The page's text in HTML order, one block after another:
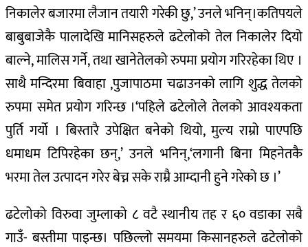
निकालेर बजारमा लैजान तयारी गरेकी छु,’ उनले भनिन्।कतिपयले
बाबुबाजेकै पालादेखि मानिसहरुले ढटेलोको तेल निकालेर दियो
बाल्ने, मालिस गर्ने, तथा खानेतेलको रुपमा प्रयोग गरिरहेका थिए ।
साथै मन्दिरमा बिवाहा ,पुजापाठमा चढाउनको लागि शुद्ध तेलको
रुपमा समेत प्रयोग गरिन्छ ।‘पहिले ढटेलोले तेलको आवश्यकता
पुर्ति गर्यो । बिस्तारै उपेक्षित बनेको थियो, मुल्य राम्रो पाएपछि
धमाधम टिपिरहेका छन्,’ उनले भनिन्,‘लगानी बिना मिहनेतकै
भरमा तेल उत्पादन गरेर बेच्न सके राम्रै आम्दानी हुने गरेको छ ।’
ढटेलोको विरुवा जुम्लाको ८ वटै स्थानीय तह र ६० वडाका सबै
गाउँ- बस्तीमा पाइन्छ। पछिल्लो समयमा किसानहरुले ढटेलोको